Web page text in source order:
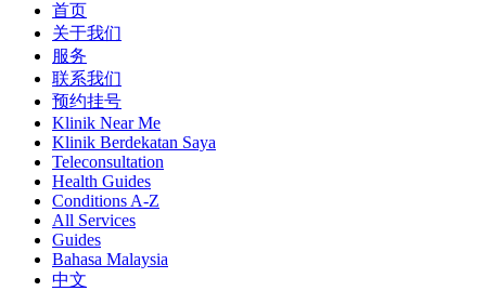
首页
关于我们
服务
联系我们
预约挂号
Klinik Near Me
Klinik Berdekatan Saya
Teleconsultation
Health Guides
Conditions A-Z
All Services
Guides
Bahasa Malaysia
中文